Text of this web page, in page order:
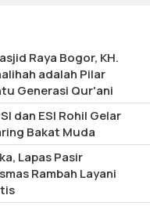
Raya Bogor, KH.
adalah Pilar
Generasi Qur'ani
dan ESI Rohil Gelar
Bakat Muda
Lapas Pasir
Rambah Layani